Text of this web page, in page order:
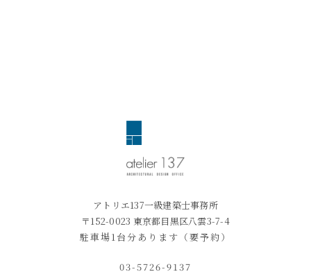
アトリエ137一級建築士事務所
〒152-0023 東京都目黒区八雲3-7-4
駐車場1台分あります（要予約）
03-5726-9137